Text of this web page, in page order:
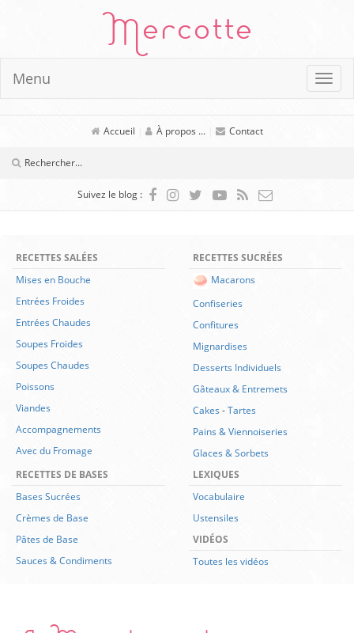
Mercotte
Menu
Accueil À propos ... Contact
Suivez le blog :
RECETTES SALÉES
Mises en Bouche
Entrées Froides
Entrées Chaudes
Soupes Froides
Soupes Chaudes
Poissons
Viandes
Accompagnements
Avec du Fromage
RECETTES SUCRÉES
Macarons
Confiseries
Confitures
Mignardises
Desserts Individuels
Gâteaux & Entremets
Cakes-Tartes
Pains & Viennoiseries
Glaces & Sorbets
RECETTES DE BASES
Bases Sucrées
Crèmes de Base
Pâtes de Base
Sauces & Condiments
LEXIQUES
Vocabulaire
Ustensiles
VIDÉOS
Toutes les vidéos